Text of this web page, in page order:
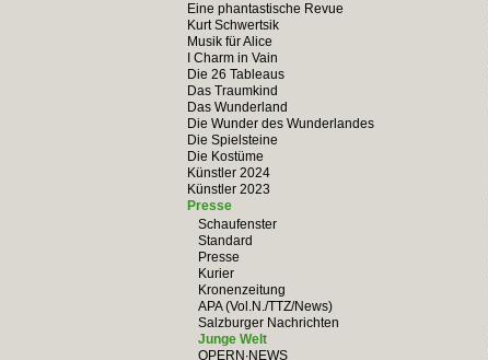
Eine phantastische Revue
Kurt Schwertsik
Musik für Alice
I Charm in Vain
Die 26 Tableaus
Das Traumkind
Das Wunderland
Die Wunder des Wunderlandes
Die Spielsteine
Die Kostüme
Künstler 2024
Künstler 2023
Presse
Schaufenster
Standard
Presse
Kurier
Kronenzeitung
APA (Vol.N./TTZ/News)
Salzburger Nachrichten
Junge Welt
OPERN∙NEWS